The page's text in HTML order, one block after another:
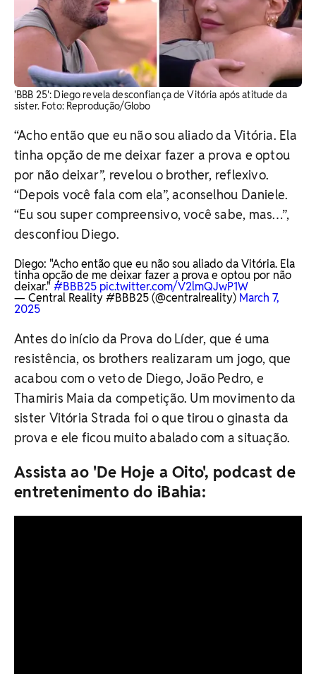
'BBB 25': Diego revela desconfiança de Vitória após atitude da
sister. Foto: Reprodução/Globo
“Acho então que eu não sou aliado da Vitória. Ela
tinha opção de me deixar fazer a prova e optou
por não deixar”, revelou o brother, reflexivo.
“Depois você fala com ela”, aconselhou Daniele.
“Eu sou super compreensivo, você sabe, mas…”,
desconfiou Diego.
Diego: "Acho então que eu não sou aliado da Vitória. Ela
tinha opção de me deixar fazer a prova e optou por não
deixar."#BBB25 pic.twitter.com/V2lmQJwP1W
— Central Reality #BBB25 (@centralreality) March 7,
2025
Antes do início da Prova do Líder, que é uma
resistência, os brothers realizaram um jogo, que
acabou com o veto de Diego, João Pedro, e
Thamiris Maia da competição. Um movimento da
sister Vitória Strada foi o que tirou o ginasta da
prova e ele ficou muito abalado com a situação.
Assista ao 'De Hoje a Oito', podcast de
entretenimento do iBahia: